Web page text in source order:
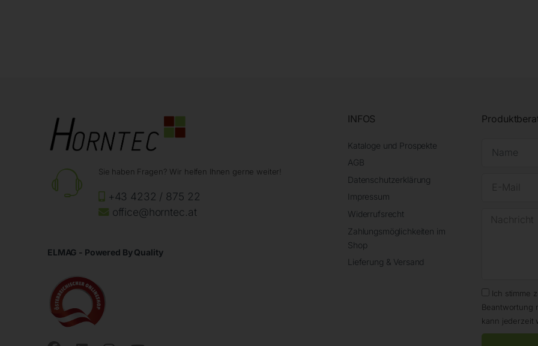
Sie haben Fragen? Wir helfen Ihnen gerne weiter!
+43 4232 / 875 22
office@horntec.at
ELMAG - Powered By Quality
INFOS
Kataloge und Prospekte
AGB
Datenschutzerklärung
Impressum
Widerrufsrecht
Zahlungsmöglichkeiten im
Shop
Lieferung & Versand
Ich stimme
Beantwortung
kann jederzeit